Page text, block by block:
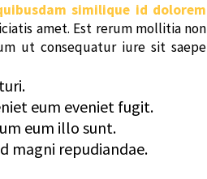
similique id dolorem
amet. Est rerum mollitia non
ut consequatur iure sit saepe
eum eveniet fugit.
eum illo sunt.
magni repudiandae.